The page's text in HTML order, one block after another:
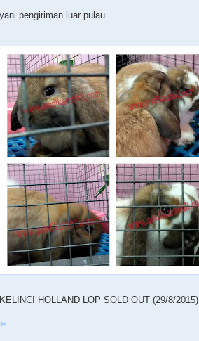
pengiriman luar pulau
HOLLAND LOP SOLD OUT (29/8/2015)